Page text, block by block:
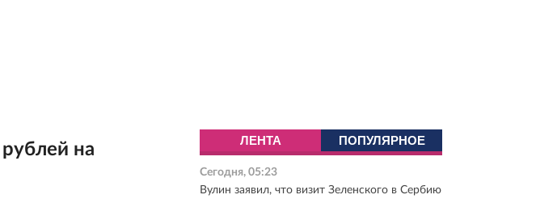
на
ЛЕНТА ПОПУЛЯРНОЕ
Сегодня, 05:23
Вулин заявил, что визит Зеленского в Сербию